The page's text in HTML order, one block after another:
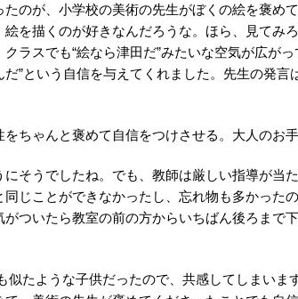
たのが、小学校の美術の先生がぼくの絵を褒め
絵を描くのが好きなんだろうな。ほら、見てみ
ラスでも“絵なら津田だ”みたいな空気が広が
だ”という自信を与えてくれました。先生の発
をちゃんと褒めて自信をつけさせる。大人のお
にそうでしたね。でも、教師は厳しい指導が当
同じことができなかったし、忘れ物も多かった
がついたら教室の前の方からいちばん後ろまで
似たような子供だったので、共感してしまいま